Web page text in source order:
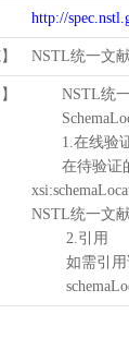
http://
NSTL统一文
NSTL统
1.在线验
在待验证的
NSTL统一文
2.引用
如需引用该